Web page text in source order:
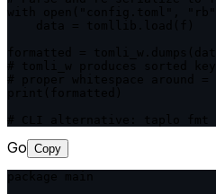
# tomli_w produces sorted
Go Copy